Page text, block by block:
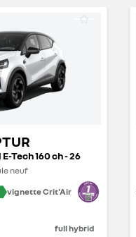
Tech 160 ch - 26
neuf
vignette Crit'Air
full hybrid